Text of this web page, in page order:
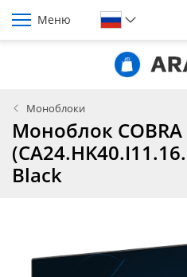
Меню
Моноблоки
Моноблок COBRA
Black